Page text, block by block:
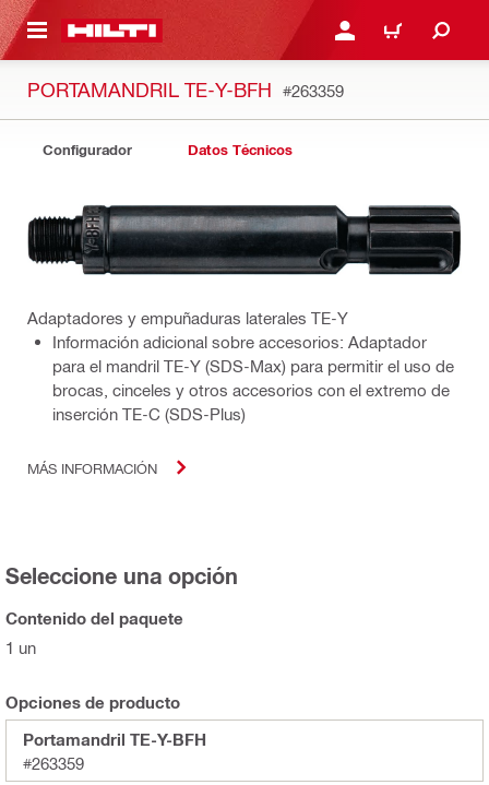
PRINCIPAL INICIE SESIÓN O
CARRITO
PORTAMANDRIL TE-Y-BFH #263359
Configurador Datos Técnicos
Adaptadores y empuñaduras laterales TE-Y
Información adicional sobre accesorios: Adaptador
para el mandril TE-Y (SDS-Max) para permitir el uso de
brocas, cinceles y otros accesorios con el extremo de
inserción TE-C (SDS-Plus)
MÁS INFORMACIÓN
Seleccione una opción
Contenido del paquete
1 un
Opciones de producto
Portamandril TE-Y-BFH
#263359